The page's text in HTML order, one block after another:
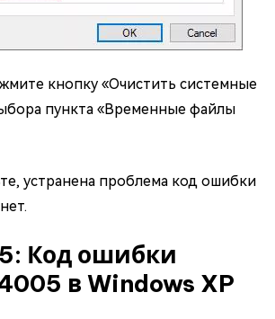
кнопку «Очистить системные
пункта «Временные файлы
устранена проблема код ошибки
Код ошибки
в Windows XP